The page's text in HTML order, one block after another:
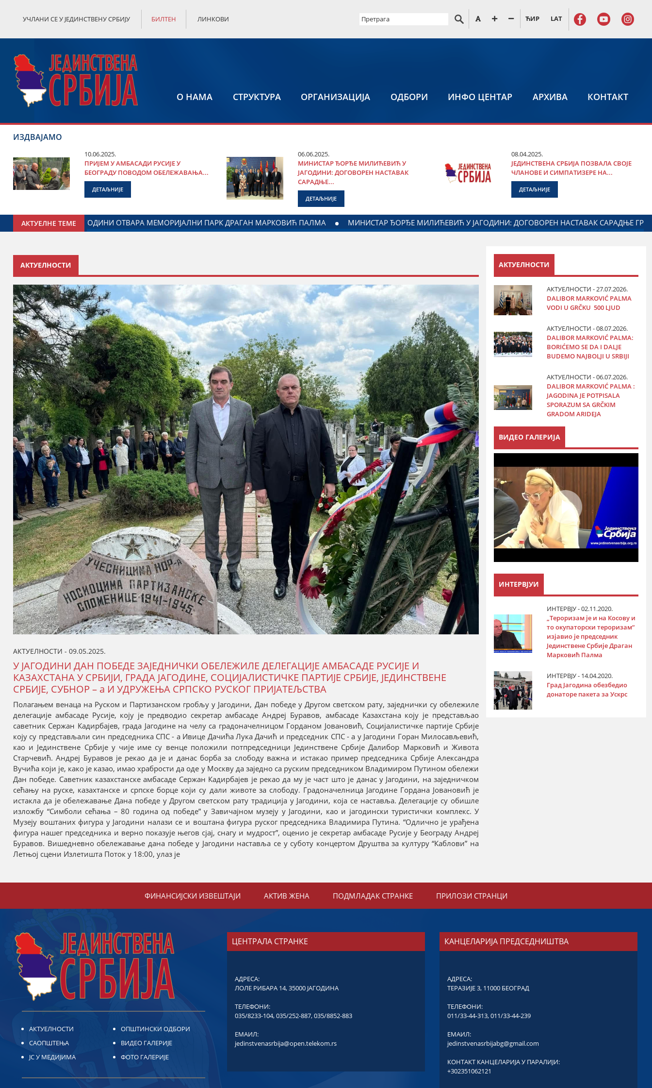
УЧЛАНИ СЕ У ЈЕДИНСТВЕНУ СРБИЈУ БИЛТЕН ЛИНКОВИ ЋИР LAT
О НАМА СТРУКТУРА ОРГАНИЗАЦИЈА ОДБОРИ ИНФО ЦЕНТАР АРХИВА КОНТАКТ
ИЗДВАЈАМО
10.06.2025.
ПРИЈЕМ У АМБАСАДИ РУСИЈЕ У
БЕОГРАДУ ПОВОДОМ ОБЕЛЕЖАВАЊА...
ДЕТАЉНИЈЕ
06.06.2025.
МИНИСТАР ЂОРЂЕ МИЛИЋЕВИЋ У
ЈАГОДИНИ: ДОГОВОРЕН НАСТАВАК
САРАДЊЕ...
ДЕТАЉНИЈЕ
08.04.2025.
ЈЕДИНСТВЕНА СРБИЈА ПОЗВАЛА СВОЈЕ
ЧЛАНОВЕ И СИМПАТИЗЕРЕ НА...
ДЕТАЉНИЈЕ
АКТУЕЛНЕ ТЕМЕ
ДОГОВОРЕН НАСТАВАК САРАДЊЕ ГРАДА ЈАГОДИНЕ И МИНИСТАРСТВА ЗАДУЖЕНОГ ЗА ОДНОСЕ СА ДИЈАСПОРОМ ДАЛИБОР МАРКОВИЋ НА ОБЕЛЕЖАВАЊУ ДАНА
АКТУЕЛНОСТИ
АКТУЕЛНОСТИ - 09.05.2025.
У ЈАГОДИНИ ДАН ПОБЕДЕ ЗАЈЕДНИЧКИ ОБЕЛЕЖИЛЕ ДЕЛЕГАЦИЈЕ АМБАСАДЕ РУСИЈЕ И
КАЗАХСТАНА У СРБИЈИ, ГРАДА ЈАГОДИНЕ, СОЦИЈАЛИСТИЧКЕ ПАРТИЈЕ СРБИЈЕ, ЈЕДИНСТВЕНЕ
СРБИЈЕ, СУБНОР – а И УДРУЖЕЊА СРПСКО РУСКОГ ПРИЈАТЕЉСТВА
Полагањем венаца на Руском и Партизанском гробљу у Јагодини, Дан победе у Другом светском рату, заједнички су обележиле
делегације амбасаде Русије, коју је предводио секретар амбасаде Андреј Буравов, амбасаде Казахстана коју је представљао
саветник Сержан Кадирбајев, града Јагодине на челу са градоначелницом Горданом Јовановић, Социјалистичке партије Србије
коју су представљали син председника СПС - а Ивице Дачића Лука Дачић и председник СПС - а у Јагодини Горан Милосављевић,
као и Јединствене Србије у чије име су венце положили потпредседници Јединствене Србије Далибор Марковић и Живота
Старчевић. Андреј Буравов је рекао да је и данас борба за слободу важна и истакао пример председника Србије Александра
Вучића који је, како је казао, имао храбрости да оде у Москву да заједно са руским председником Владимиром Путином обележи
Дан победе. Саветник казахстанске амбасаде Сержан Кадирбајев је рекао да му је част што је данас у Јагодини, на заједничком
сећању на руске, казахтанске и српске борце који су дали животе за слободу. Градоначелница Јагодине Гордана Јовановић је
истакла да је обележавање Дана победе у Другом светском рату традиција у Јагодини, која се наставља. Делегације су обишле
изложбу “Симболи сећања – 80 година од победе” у Завичајном музеју у Јагодини, као и јагодински туристички комплекс. У
Музеју воштаних фигура у Јагодини налази се и воштана фигура руског председника Владимира Путина. “Одлично је урађена
фигура нашег председника и верно показује његов сјај, снагу и мудрост”, оценио је секретар амбасаде Русије у Београду Андреј
Буравов. Вишедневно обележавање дана победе у Јагодини наставља се у суботу концертом Друштва за културу “Каблови” на
Летњој сцени Излетишта Поток у 18:00, улаз је
АКТУЕЛНОСТИ
АКТУЕЛНОСТИ - 27.07.2026.
DALIBOR MARKOVIĆ PALMA
VODI U GRČKU 500 LJUD
АКТУЕЛНОСТИ - 08.07.2026.
DALIBOR MARKOVIĆ PALMA:
BORIĆEMO SE DA I DALJE
BUDEMO NAJBOLJI U SRBIJI
АКТУЕЛНОСТИ - 06.07.2026.
DALIBOR MARKOVIĆ PALMA :
JAGODINA JE POTPISALA
SPORAZUM SA GRČKIM
GRADOM ARIDEJA
ВИДЕО ГАЛЕРИЈА
ИНТЕРВЈУИ
ИНТЕРВЈУ - 02.11.2020.
„Тероризам је и на Косову и
то окупаторски тероризам“
изјавио је председник
Јединствене Србије Драган
Марковић Палма
ИНТЕРВЈУ - 14.04.2020.
Град Јагодина обезбедио
донаторе пакета за Ускрс
ФИНАНСИЈСКИ ИЗВЕШТАЈИ АКТИВ ЖЕНА ПОДМЛАДАК СТРАНКЕ ПРИЛОЗИ СТРАНЦИ
АКТУЕЛНОСТИ
САОПШТЕЊА
ЈС У МЕДИЈИМА
ОПШТИНСКИ ОДБОРИ
ВИДЕО ГАЛЕРИЈЕ
ФОТО ГАЛЕРИЈЕ
ЦЕНТРАЛА СТРАНКЕ
АДРЕСА:
ЛОЛЕ РИБАРА 14, 35000 ЈАГОДИНА
ТЕЛЕФОНИ:
035/8233-104,035/252-887,035/8852-883
ЕМАИЛ:
jedinstvenasrbija@open.telekom.rs
КАНЦЕЛАРИЈА ПРЕДСЕДНИШТВА
АДРЕСА:
ТЕРАЗИЈЕ 3, 11000 БЕОГРАД
ТЕЛЕФОНИ:
011/33-44-313,011/33-44-239
ЕМАИЛ:
jedinstvenasrbijabg@gmail.com
КОНТАКТ КАНЦЕЛАРИЈА У ПАРАЛИЈИ:
+302351062121